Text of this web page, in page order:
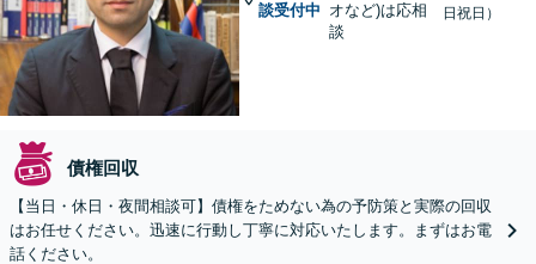
談受付中 オなど)は応相
談
日祝日）
債権回収
【当日・休日・夜間相談可】債権をためない為の予防策と実際の回収
はお任せください。迅速に行動し丁寧に対応いたします。まずはお電
話ください。